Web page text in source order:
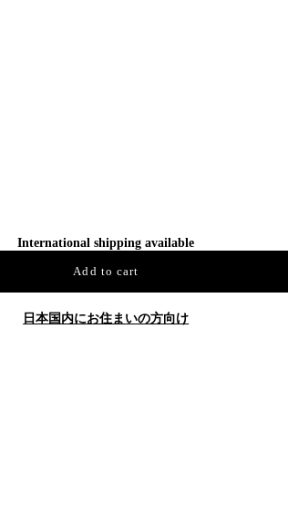
International shipping available
Add to cart
日本国内にお住まいの方向け